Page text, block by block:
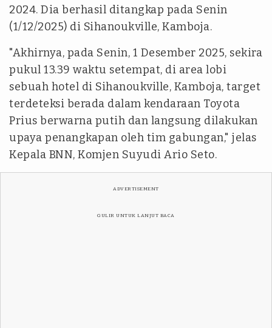
2024. Dia berhasil ditangkap pada Senin
(1/12/2025) di Sihanoukville, Kamboja.
"Akhirnya, pada Senin, 1 Desember 2025, sekira
pukul 13.39 waktu setempat, di area lobi
sebuah hotel di Sihanoukville, Kamboja, target
terdeteksi berada dalam kendaraan Toyota
Prius berwarna putih dan langsung dilakukan
upaya penangkapan oleh tim gabungan," jelas
Kepala BNN, Komjen Suyudi Ario Seto.
ADVERTISEMENT
GULIR UNTUK LANJUT BACA